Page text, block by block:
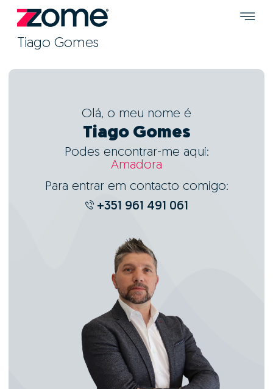
Tiago Gomes
Olá, o meu nome é
Tiago Gomes
Podes encontrar-me aqui:
Amadora
Para entrar em contacto comigo:
+351 961 491 061